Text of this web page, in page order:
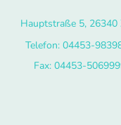
Hauptstraße 5, 26340
Telefon: 04453-
Fax: 04453-